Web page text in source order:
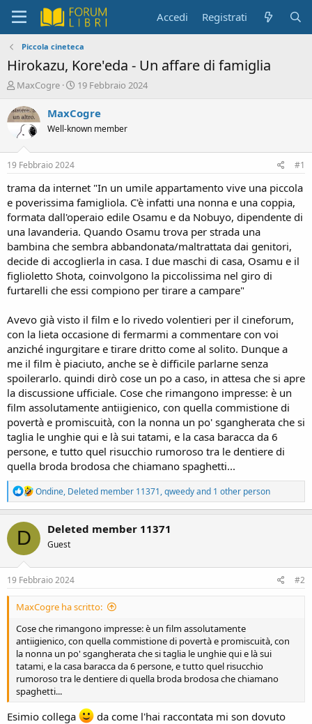
Accedi Registrati
Piccola cineteca
Hirokazu, Kore'eda - Un affare di famiglia
C
e
a
t
e
D
s
c
u
s
s
i
o
n
MaxCogre
D
t
d
i
z
i
o
19 Febbraio 2024
MaxCogre
Well-known member
19 Febbraio 2024 #1
trama da internet "In un umile appartamento vive una piccola
e poverissima famigliola. C'è infatti una nonna e una coppia,
formata dall'operaio edile Osamu e da Nobuyo, dipendente di
una lavanderia. Quando Osamu trova per strada una
bambina che sembra abbandonata/maltrattata dai genitori,
decide di accoglierla in casa. I due maschi di casa, Osamu e il
figlioletto Shota, coinvolgono la piccolissima nel giro di
furtarelli che essi compiono per tirare a campare"
Avevo già visto il film e lo rivedo volentieri per il cineforum,
con la lieta occasione di fermarmi a commentare con voi
anziché ingurgitare e tirare dritto come al solito. Dunque a
me il film è piaciuto, anche se è difficile parlarne senza
spoilerarlo. quindi dirò cose un po a caso, in attesa che si apre
la discussione ufficiale. Cose che rimangono impresse: è un
film assolutamente antiigienico, con quella commistione di
povertà e promiscuità, con la nonna un po' sgangherata che si
taglia le unghie qui e là sui tatami, e la casa baracca da 6
persone, e tutto quel risucchio rumoroso tra le dentiere di
quella broda brodosa che chiamano spaghetti...
R
e
a
c
n
s
Ondine, Deleted member 11371,qweedyand 1 other person
D Deleted member 11371
Guest
19 Febbraio 2024 #2
MaxCogre ha scritto:
Cose che rimangono impresse: è un film assolutamente
antiigienico, con quella commistione di povertà e promiscuità, con
la nonna un po' sgangherata che si taglia le unghie qui e là sui
tatami, e la casa baracca da 6 persone, e tutto quel risucchio
rumoroso tra le dentiere di quella broda brodosa che chiamano
spaghetti...
Esimio collega
da come l'hai raccontata mi son dovuto